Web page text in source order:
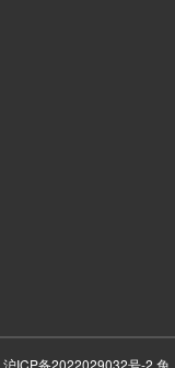
沪ICP备2022029032号-2 免